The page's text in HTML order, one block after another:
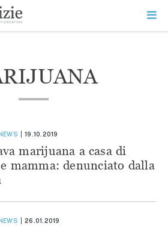
19.10.2019
marijuana a casa di
mamma: denunciato dalla
26.01.2019